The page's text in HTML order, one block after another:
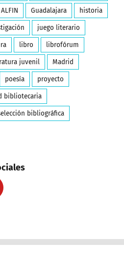
Guadalajara historia
juego literario
libro librofórum
juvenil Madrid
poesía proyecto
bibliotecaria
bibliográfica